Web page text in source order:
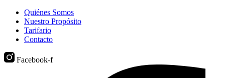
Quiénes Somos
Nuestro Propósito
Tarifario
Contacto
Facebook-f